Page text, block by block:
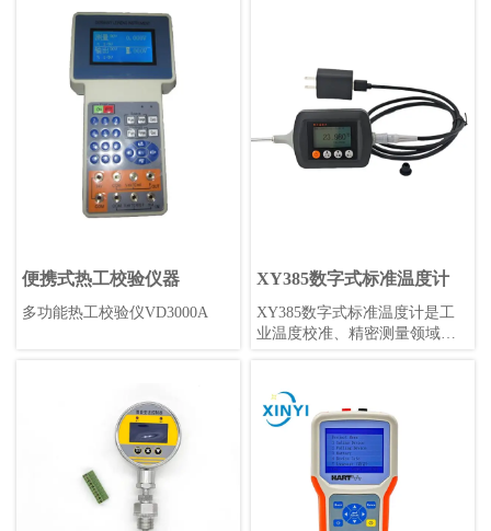
性显示值校正。其性能优于同
类产品，温漂更低，适合
在-40℃~85℃的工业环境中使
用。具有标准赫斯曼形状，高
精度0.1%，采样率可调，是工
业应用的理想选择。
号。阀门则用于控制流体的流
量和压力等参数。变送器阀组
通常应用于工业自动化领域，
例如石化、电力、制药等行
便携式热工校验仪器
多功能热工校验仪VD3000A
XY385数字式标准温度计
XY385数字式标准温度计是工
业温度校准、精密测量领域的
池供电(无需更换电池)续航持
久，携带方便，读数直观，坚
固耐用。不仅可以在实验室作
为温度标准，更可以在工业现
场提供可靠、准确、高精度的
温度测量。